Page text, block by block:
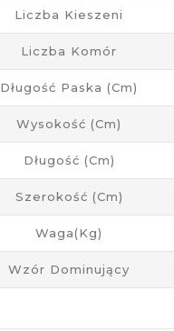
Liczba Kieszeni
Liczba Komór
Długość Paska (cm)
Wysokość (cm)
Długość (cm)
Szerokość (cm)
Waga(kg)
Wzór Dominujący